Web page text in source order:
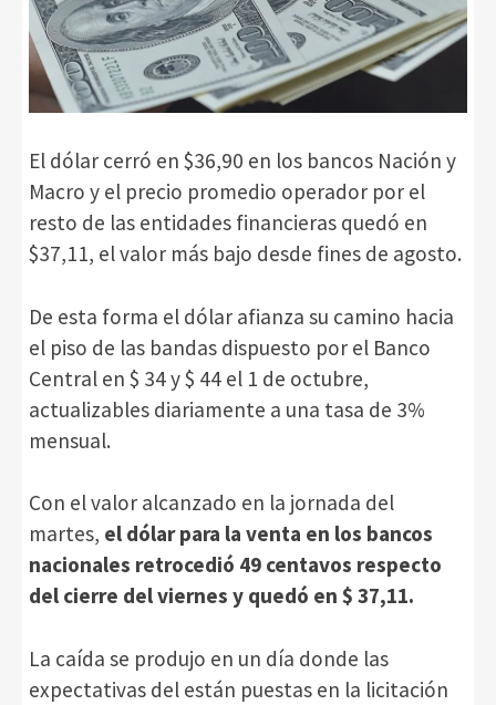
El dólar cerró en $36,90 en los bancos Nación y
Macro y el precio promedio operador por el
resto de las entidades financieras quedó en
$37,11, el valor más bajo desde fines de agosto.
De esta forma el dólar afianza su camino hacia
el piso de las bandas dispuesto por el Banco
Central en $ 34 y $ 44 el 1 de octubre,
actualizables diariamente a una tasa de 3%
mensual.
Con el valor alcanzado en la jornada del
martes, el dólar para la venta en los bancos
nacionales retrocedió 49 centavos respecto
del cierre del viernes y quedó en $ 37,11.
La caída se produjo en un día donde las
expectativas del están puestas en la licitación